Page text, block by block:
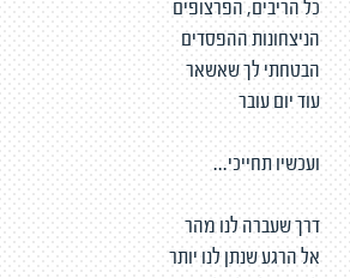
כל הריבים, הפרצופים
הניצחונות ההפסדים
הבטחתי לך שאשאר
עוד יום עובר
ועכשיו תחייכי...
דרך שעברה לנו מהר
אל הרגע שנתן לנו יותר